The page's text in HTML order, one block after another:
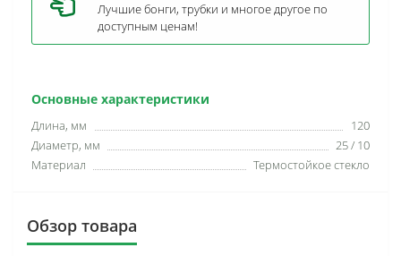
Основные характеристики
Длина, мм
120
Диаметр, мм
25 / 10
Материал
Термостойкое стекло
Лучшие бонги, трубки и многое другое по
доступным ценам!
Обзор товара